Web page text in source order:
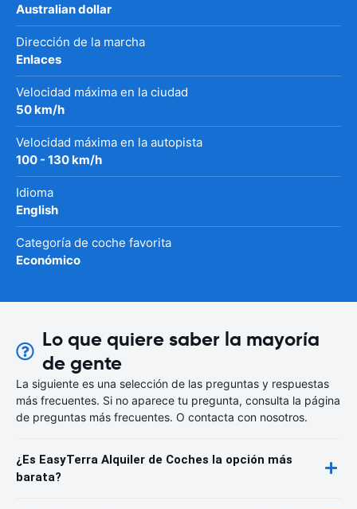
Australian dollar
Dirección de la marcha
Enlaces
Velocidad máxima en la ciudad
50 km/h
Velocidad máxima en la autopista
100 - 130 km/h
Idioma
English
Categoría de coche favorita
Económico
Lo que quiere saber la mayoría
de gente
La siguiente es una selección de las preguntas y respuestas
más frecuentes. Si no aparece tu pregunta, consulta la página
de preguntas más frecuentes. O contacta con nosotros.
¿Es EasyTerra Alquiler de Coches la opción más
barata?